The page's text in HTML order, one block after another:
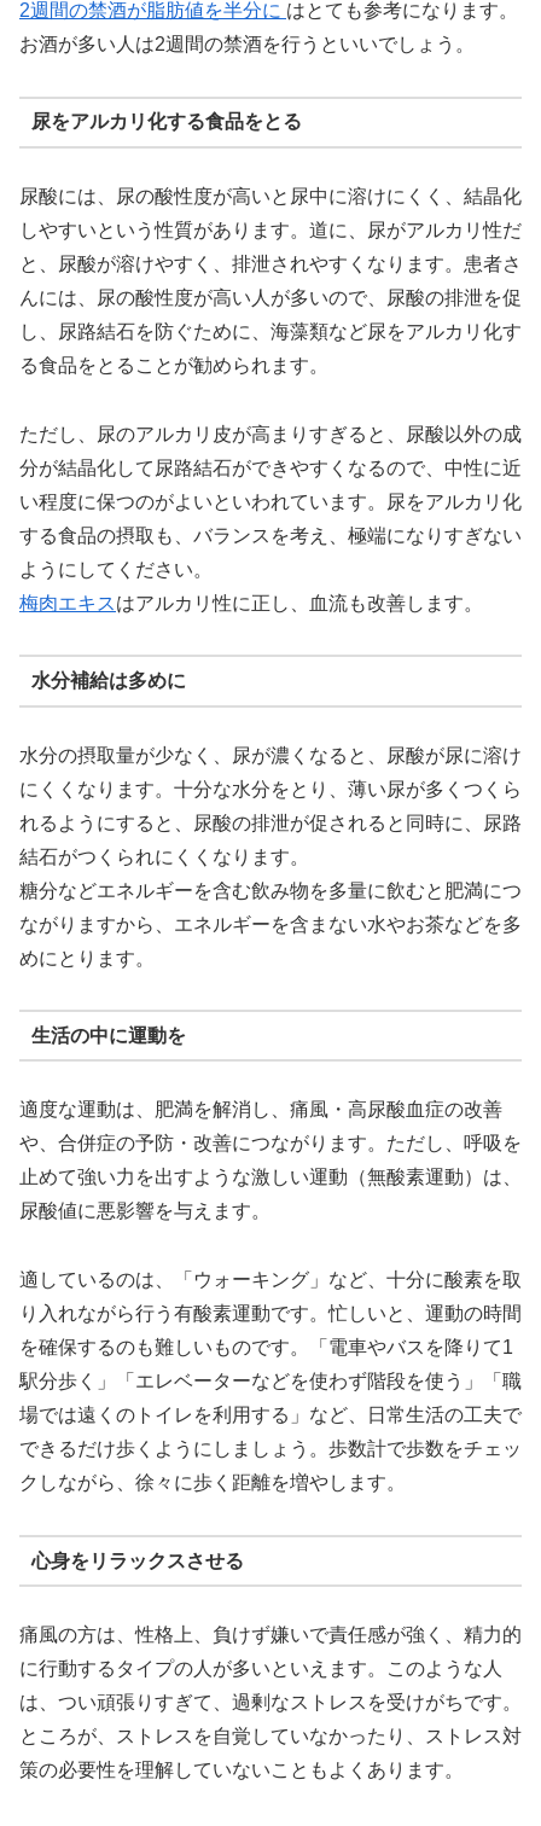
2週間の禁酒が脂肪値を半分に はとても参考になります。
お酒が多い人は2週間の禁酒を行うといいでしょう。
尿をアルカリ化する食品をとる
尿酸には、尿の酸性度が高いと尿中に溶けにくく、結晶化
しやすいという性質があります。道に、尿がアルカリ性だ
と、尿酸が溶けやすく、排泄されやすくなります。患者さ
んには、尿の酸性度が高い人が多いので、尿酸の排泄を促
し、尿路結石を防ぐために、海藻類など尿をアルカリ化す
る食品をとることが勧められます。
ただし、尿のアルカリ皮が高まりすぎると、尿酸以外の成
分が結晶化して尿路結石ができやすくなるので、中性に近
い程度に保つのがよいといわれています。尿をアルカリ化
する食品の摂取も、バランスを考え、極端になりすぎない
ようにしてください。
梅肉エキスはアルカリ性に正し、血流も改善します。
水分補給は多めに
水分の摂取量が少なく、尿が濃くなると、尿酸が尿に溶け
にくくなります。十分な水分をとり、薄い尿が多くつくら
れるようにすると、尿酸の排泄が促されると同時に、尿路
結石がつくられにくくなります。
糖分などエネルギーを含む飲み物を多量に飲むと肥満につ
ながりますから、エネルギーを含まない水やお茶などを多
めにとります。
生活の中に運動を
適度な運動は、肥満を解消し、痛風・高尿酸血症の改善
や、合併症の予防・改善につながります。ただし、呼吸を
止めて強い力を出すような激しい運動（無酸素運動）は、
尿酸値に悪影響を与えます。
適しているのは、「ウォーキング」など、十分に酸素を取
り入れながら行う有酸素運動です。忙しいと、運動の時間
を確保するのも難しいものです。「電車やバスを降りて1
駅分歩く」「エレベーターなどを使わず階段を使う」「職
場では遠くのトイレを利用する」など、日常生活の工夫で
できるだけ歩くようにしましょう。歩数計で歩数をチェッ
クしながら、徐々に歩く距離を増やします。
心身をリラックスさせる
痛風の方は、性格上、負けず嫌いで責任感が強く、精力的
に行動するタイプの人が多いといえます。このような人
は、つい頑張りすぎて、過剰なストレスを受けがちです。
ところが、ストレスを自覚していなかったり、ストレス対
策の必要性を理解していないこともよくあります。